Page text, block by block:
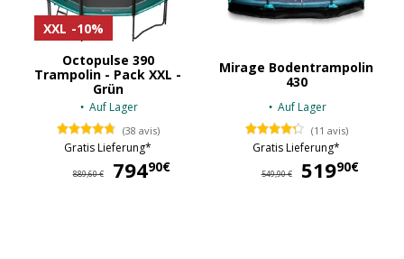
XXL -10%
Octopulse 390
Trampolin - Pack XXL -
Grün
Auf Lager
(38 avis)
Gratis Lieferung*
889,60 € 79490€
Mirage Bodentrampolin
430
Auf Lager
(11 avis)
Gratis Lieferung*
549,90 € 51990€